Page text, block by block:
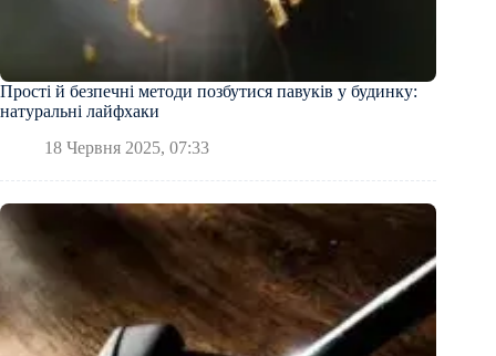
Прості й безпечні методи позбутися павуків у будинку:
натуральні лайфхаки
18 Червня 2025, 07:33